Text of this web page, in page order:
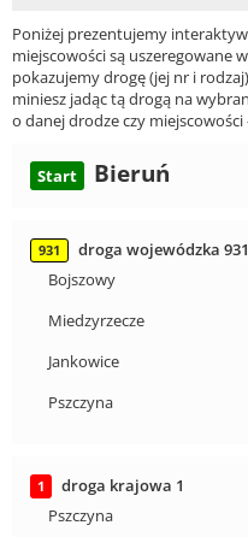
Poniżej prezentujemy
miejscowości są uszeregowane
pokazujemy drogę (jej nr i
miniesz jadąc tą drogą na
o danej drodze czy
Start Bieruń
931
droga wojewódzka 931
Bojszowy
Miedzyrzecze
Jankowice
Pszczyna
1
droga krajowa 1
Pszczyna